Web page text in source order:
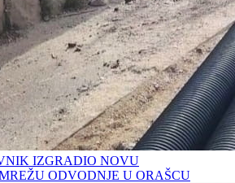
IZGRADIO NOVU
ODVODNJE U ORAŠCU